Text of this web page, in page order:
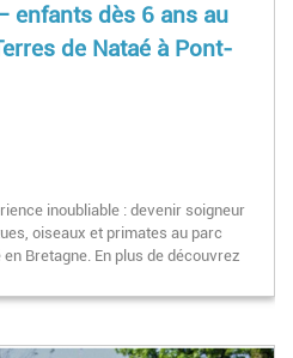
enfants dès 6 ans au
de Nataé à Pont-
inoubliable : devenir soigneur
oiseaux et primates au parc
Bretagne. En plus de découvrez